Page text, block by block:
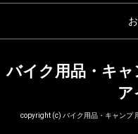
バイク用品・キ
ア
copyright (c) バイク用品・キャンプ